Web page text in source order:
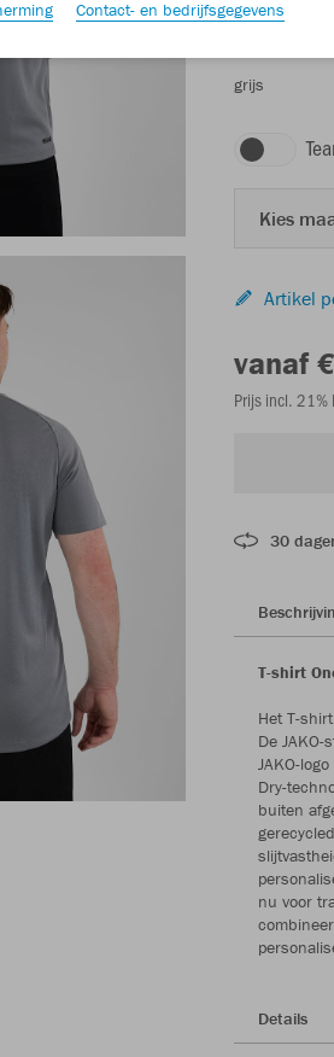
grijs
Kies
Artikel
vanaf
Prijs incl. 21%
30
T-shirt
Het T-
De
JAKO-
Dry-
buiten
nu voor
Details
Contact- en bedrijfsgegevens